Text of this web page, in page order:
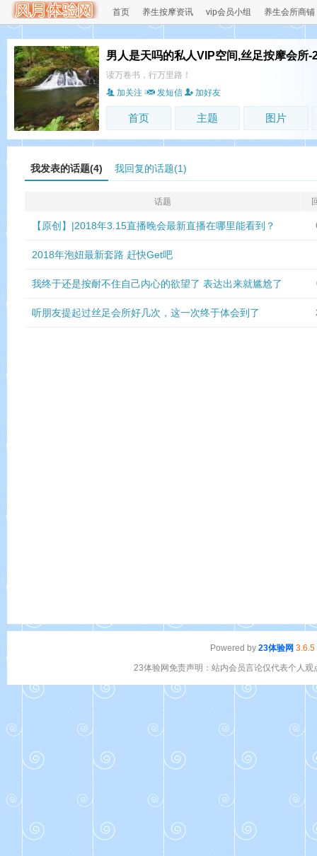
首页 养生按摩资讯 vip会员小组 养生会所商铺
男人是天吗的私人VIP空间,丝足按摩会所-
读万卷书，行万里路！
加关注
发短信 加好友
首页 主题 图片
我发表的话题(4) 我回复的话题(1)
话题
【原创】|2018年3.15直播晚会最新直播在哪里能看到？
2018年泡妞最新套路 赶快Get吧
我终于还是按耐不住自己内心的欲望了 表达出来就尴尬了
听朋友提起过丝足会所好几次，这一次终于体会到了
Powered by 23体验网 3.6.5
23体验网免责声明：站内会员言论仅代表个人